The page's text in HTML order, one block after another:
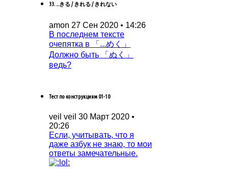
33. ...きる / きれる / きれない
amon 27 Сен 2020 • 14:26
В последнем тексте
очепятка в 「...めく」
Должно быть 「ぬく」
ведь?
Тест по конструкциям 01-10
veil veil 30 Март 2020 •
20:26
Если, учитывать, что я
даже азбук не знаю, то мои
ответы замечательные.